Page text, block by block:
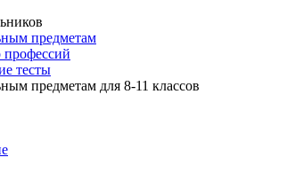
предметам
тесты
предметам для 8-11 классов